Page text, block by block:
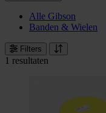
Alle Gibson
Banden & Wielen
Filters
1 resultaten